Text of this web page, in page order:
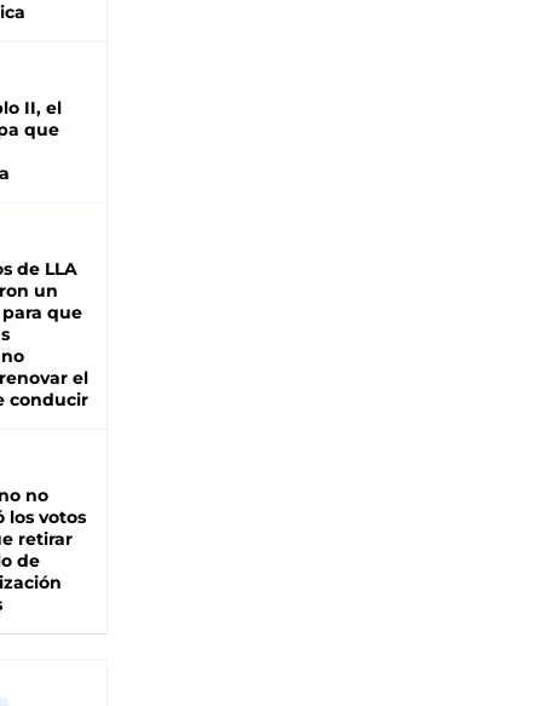
II, el
que
de LLA
un
que
el
conducir
no
los votos
retirar
de